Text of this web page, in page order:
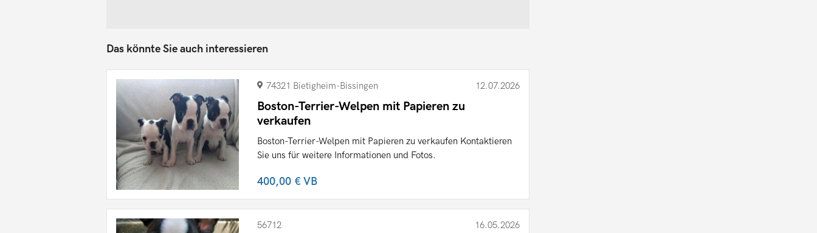
Das könnte Sie auch interessieren
74321 Bietigheim-Bissingen 12.07.2026
Boston-Terrier-Welpen mit Papieren zu
verkaufen
Boston-Terrier-Welpen mit Papieren zu verkaufen Kontaktieren
Sie uns für weitere Informationen und Fotos.
400,00 €VB
56712 16.05.2026